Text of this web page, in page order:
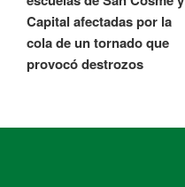
Capital afectadas por la
cola de un tornado que
provocó destrozos